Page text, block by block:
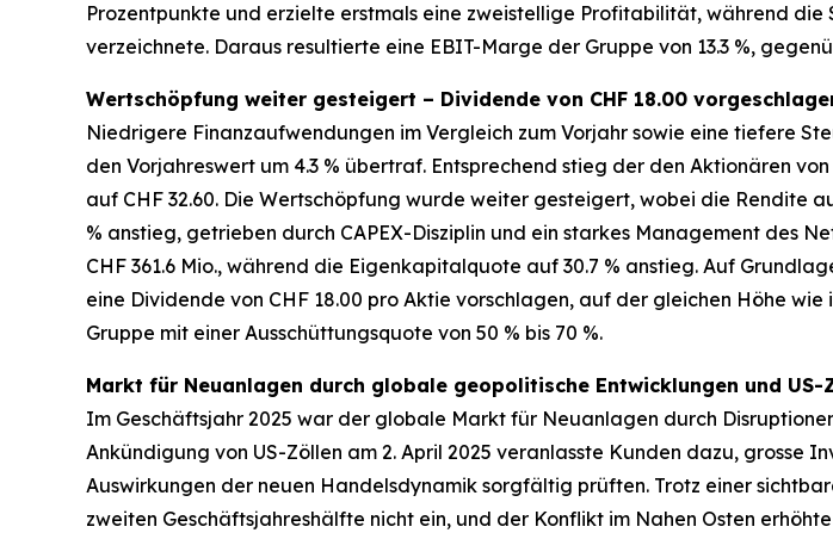
Prozentpunkte und erzielte erstmals eine zweistellige Profitabilität, während die
verzeichnete. Daraus resultierte eine EBIT-Marge der Gruppe von 13.3 %,
Wertschöpfung weiter gesteigert – Dividende von CHF 18.00
Niedrigere Finanzaufwendungen im Vergleich zum Vorjahr sowie eine tiefere
den Vorjahreswert um 4.3 % übertraf. Entsprechend stieg der den Aktionären
auf CHF 32.60. Die Wertschöpfung wurde weiter gesteigert, wobei die Rendite
% anstieg, getrieben durch CAPEX-Disziplin und ein starkes Management des
CHF 361.6 Mio., während die Eigenkapitalquote auf 30.7 % anstieg. Auf
eine Dividende von CHF 18.00 pro Aktie vorschlagen, auf der gleichen Höhe
Gruppe mit einer Ausschüttungsquote von 50 % bis 70 %.
Markt für Neuanlagen durch globale geopolitische Entwicklungen und
Im Geschäftsjahr 2025 war der globale Markt für Neuanlagen durch
Ankündigung von US-Zöllen am 2. April 2025 veranlasste Kunden dazu, grosse
Auswirkungen der neuen Handelsdynamik sorgfältig prüften. Trotz einer
zweiten Geschäftsjahreshälfte nicht ein, und der Konflikt im Nahen Osten